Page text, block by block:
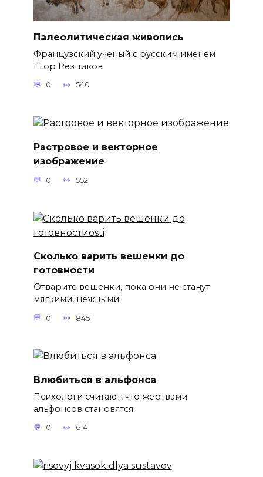
Палеолитическая живопись
Французский ученый с русским именем
Егор Резников
0 540
Растровое и векторное
изображение
0 552
Сколько варить вешенки до
готовности
Отварите вешенки, пока они не станут
мягкими, нежными
0 845
Влюбиться в альфонса
Психологи считают, что жертвами
альфонсов становятся
0 614